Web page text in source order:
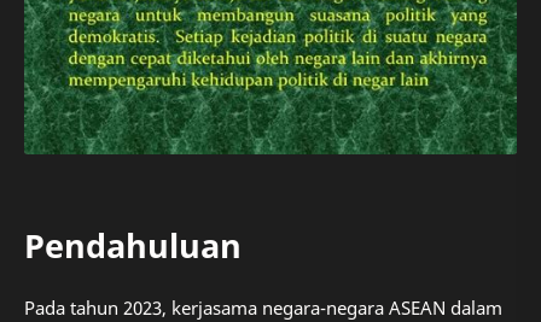
Pendahuluan
Pada tahun 2023, kerjasama negara-negara ASEAN dalam